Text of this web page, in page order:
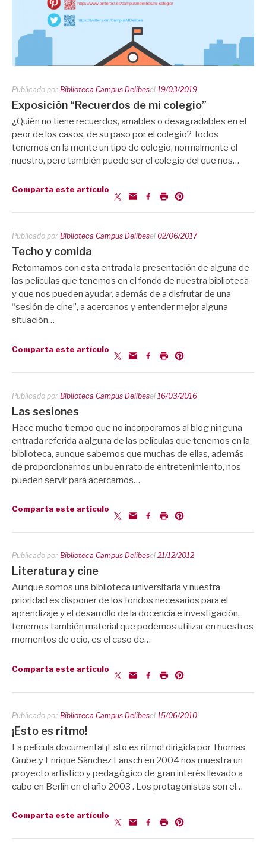
Publicado por Biblioteca Campus Delibesel 19/03/2019
Exposición “Recuerdos de mi colegio”
¿Quién no tiene recuerdos, amables o desagradables en el
peor de los casos, de su paso por el colegio? Todos
tenemos en la mente un tipo de colegio, normalmente el
nuestro, pero también puede ser el colegio del que nos…
Comparta este artículo
Publicado por Biblioteca Campus Delibesel 02/06/2017
Techo y comida
Retomamos con esta entrada la presentación de alguna de
las películas que tenemos en el fondo de nuestra biblioteca
y que nos pueden ayudar, además de a disfrutar de una
“sesión de cine”, a acercanos y entender mejor alguna
situación…
Comparta este artículo
Publicado por Biblioteca Campus Delibesel 16/03/2016
Las sesiones
Hace mucho tiempo que no incorporamos al blog ninguna
entrada referida a alguna de las películas que tenemos en la
biblioteca, aunque sabemos que muchas de ellas, además
de proporcionarnos un buen rato de entretenimiento, nos
pueden servir para acercarnos…
Comparta este artículo
Publicado por Biblioteca Campus Delibesel 21/12/2012
Literatura y cine
Aunque somos una biblioteca universitaria y nuestra
prioridad es disponer de los fondos necesarios para el
aprendizaje y el desarrollo de la docencia e investigación,
tenemos también material que podemos utilizar en nuestros
momentos de ocio, es el caso de…
Comparta este artículo
Publicado por Biblioteca Campus Delibesel 15/06/2010
¡Esto es ritmo!
La película documental ¡Esto es ritmo! dirigida por Thomas
Grube y Enrique Sánchez Lansch en 2004 nos muestra un
proyecto artístico y pedagógico de gran interés llevado a
cabo en Berlín en el año 2003 . Los protagonistas son el…
Comparta este artículo